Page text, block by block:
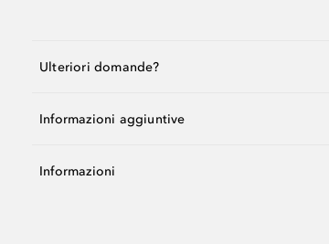
Ulteriori domande?
Informazioni aggiuntive
Informazioni